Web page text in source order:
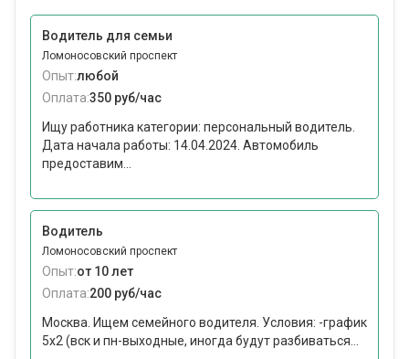
Водитель для семьи
Ломоносовский проспект
Опыт:любой
Оплата:350 руб/час
Ищу работника категории: персональный водитель.
Дата начала работы: 14.04.2024. Автомобиль
предоставим...
Водитель
Ломоносовский проспект
Опыт:от 10 лет
Оплата:200 руб/час
Москва. Ищем семейного водителя. Условия: -график
5х2 (вск и пн-выходные, иногда будут разбиваться...